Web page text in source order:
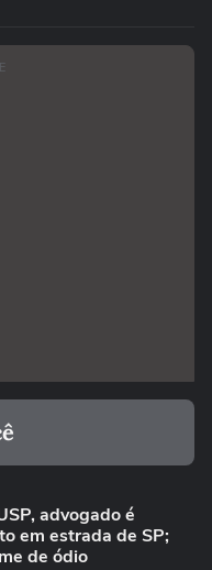
advogado é
em estrada de SP;
de ódio